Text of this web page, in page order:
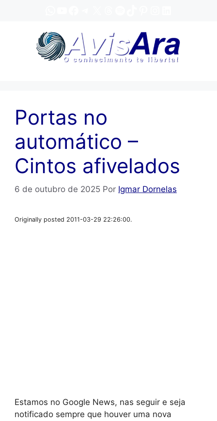
Portas no
automático –
Cintos afivelados
6 de outubro de 2025 Por Igmar Dornelas
Originally posted 2011-03-29 22:26:00.
Estamos no Google News, nas seguir e seja
notificado sempre que houver uma nova